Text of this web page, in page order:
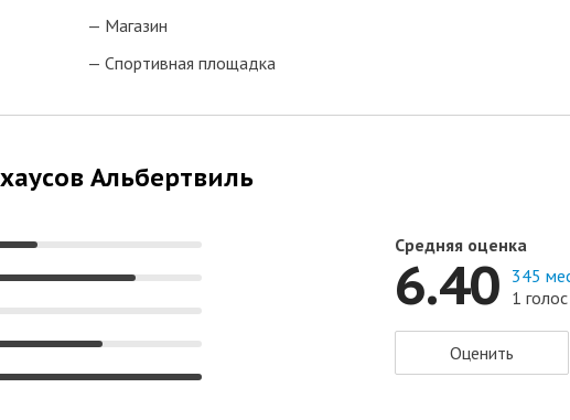
Магазин
Спортивная площадка
Альбертвиль
Средняя оценка
6.40 345
1 голос
Оценить